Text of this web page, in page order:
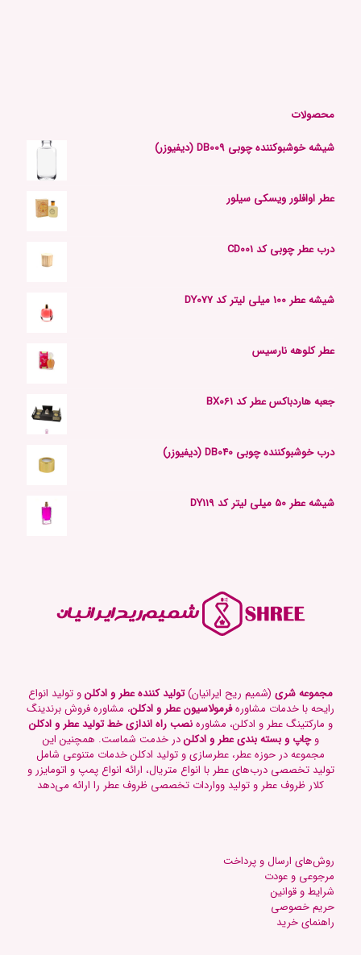
محصولات
شیشه خوشبوکننده چوبی DB009 (دیفیوزر)
عطر اوافلور ویسکی سیلور
درب عطر چوبی کد CD001
شیشه عطر 100 میلی لیتر کد DY077
عطر کلوهه نارسیس
جعبه هاردباکس عطر کد BX061
درب خوشبوکننده چوبی DB040 (دیفیوزر)
شیشه عطر 50 میلی لیتر کد DY119
مجموعه شری (شمیم ریح ایرانیان)تولید کننده عطر و ادکلنو تولید انواع
رایحه با خدمات مشاورهفرمولاسیون عطر و ادکلن، مشاوره فروش برندینگ
و مارکتینگ عطر و ادکلن، مشاورهنصب راه اندازی خط تولید عطر و ادکلن
وچاپ و بسته بندی عطر و ادکلندر خدمت شماست. همچنین این
مجموعه در حوزه عطر، عطرسازی و تولید ادکلن خدمات متنوعی شامل
تولید تخصصی درب‌های عطر با انواع متریال، ارائه انواع پمپ و اتومایزر و
کلار ظروف عطر و تولید وواردات تخصصی ظروف عطر را ارائه می‌دهد
روش‌های ارسال و پرداخت
مرجوعی و عودت
شرایط و قوانین
حریم خصوصی
راهنمای خرید